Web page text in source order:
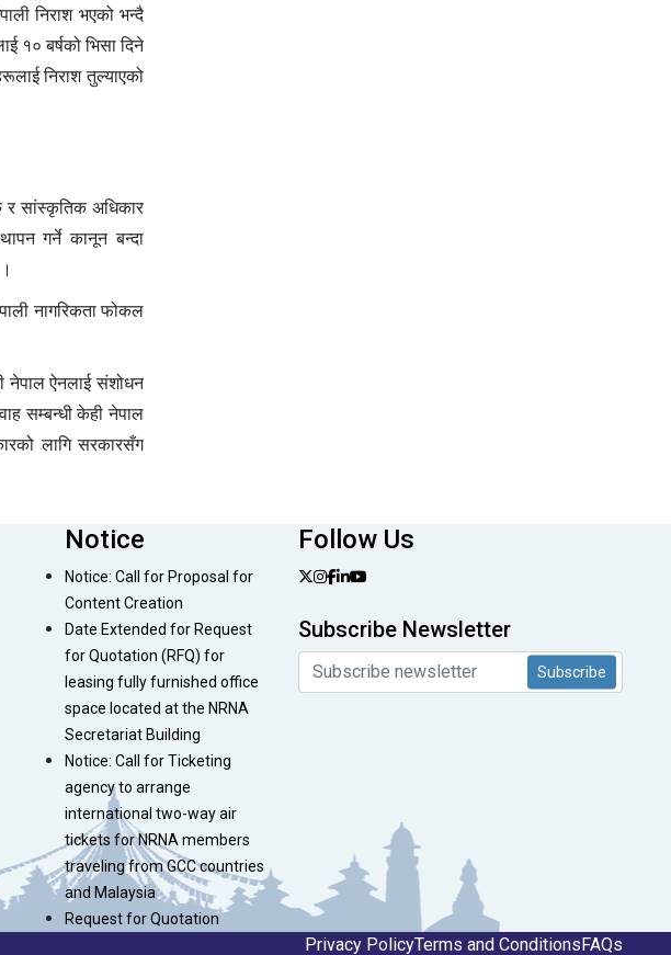
निराश भएको भन्दै
१० बर्षको भिसा दिने
निराश तुल्याएको
र सांस्कृतिक अधिकार
गर्ने कानून बन्दा
नागरिकता फोकल
नेपाल ऐनलाई संशोधन
सम्बन्धी केही नेपाल
लागि सरकारसँग
Notice
Notice: Call for Proposal for
Content Creation
Date Extended for Request
for Quotation (RFQ) for
leasing fully furnished office
space located at the NRNA
Secretariat Building
Notice: Call for Ticketing
agency to arrange
international two-way air
tickets for NRNA members
traveling from GCC countries
and Malaysia
Request for Quotation
Follow Us
Subscribe Newsletter
Subscribe
Privacy PolicyTerms and Conditions FAQs